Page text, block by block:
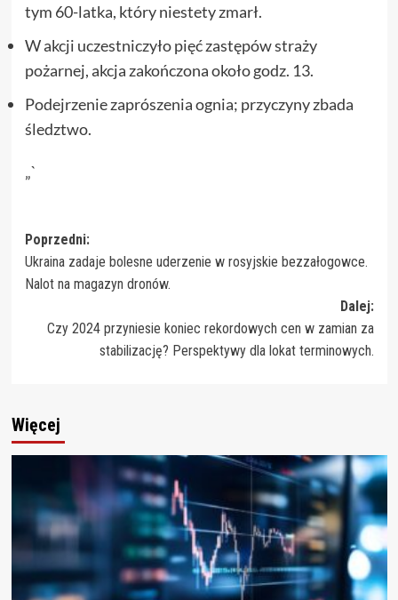
tym 60-latka, który niestety zmarł.
W akcji uczestniczyło pięć zastępów straży
pożarnej, akcja zakończona około godz. 13.
Podejrzenie zaprószenia ognia; przyczyny zbada
śledztwo.
„`
Zobacz
wpisy
Poprzedni:
Ukraina zadaje bolesne uderzenie w rosyjskie bezzałogowce.
Nalot na magazyn dronów.
Dalej:
Czy 2024 przyniesie koniec rekordowych cen w zamian za
stabilizację? Perspektywy dla lokat terminowych.
Więcej